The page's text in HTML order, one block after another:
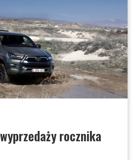
rocznika